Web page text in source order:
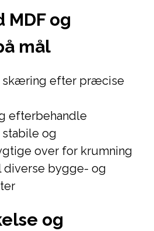
MDF og
mål
skæring efter præcise
efterbehandle
og
over for krumning
diverse bygge- og
og